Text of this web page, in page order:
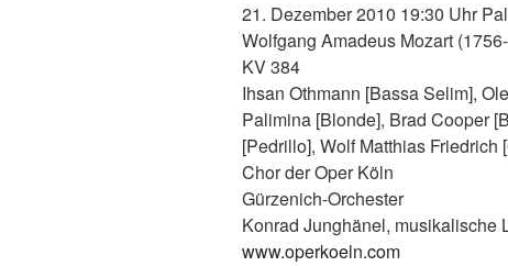
21. Dezember 2010 19:30 Uhr
Wolfgang Amadeus Mozart
KV 384
Ihsan Othmann [Bassa Selim],
Palimina [Blonde], Brad Cooper
[Pedrillo], Wolf Matthias Friedrich
Chor der Oper Köln
Gürzenich-Orchester
Konrad Junghänel, musikalische
www.operkoeln.com